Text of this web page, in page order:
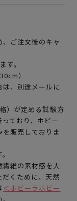
ご注文後のキャ
す。
）
は、別途メールに
）が定める試験方
ており、ホビー
販売しておりま
繊維の素材感を大
くために、天然
＜ホビーラホビー